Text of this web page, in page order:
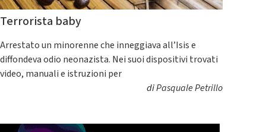
Terrorista baby
Arrestato un minorenne che inneggiava all’Isis e
diffondeva odio neonazista. Nei suoi dispositivi trovati
video, manuali e istruzioni per
diPasquale Petrillo